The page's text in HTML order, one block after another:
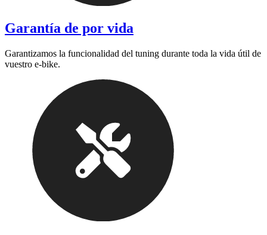
Garantía de por vida
Garantizamos la funcionalidad del tuning durante toda la vida útil de
vuestro e-bike.